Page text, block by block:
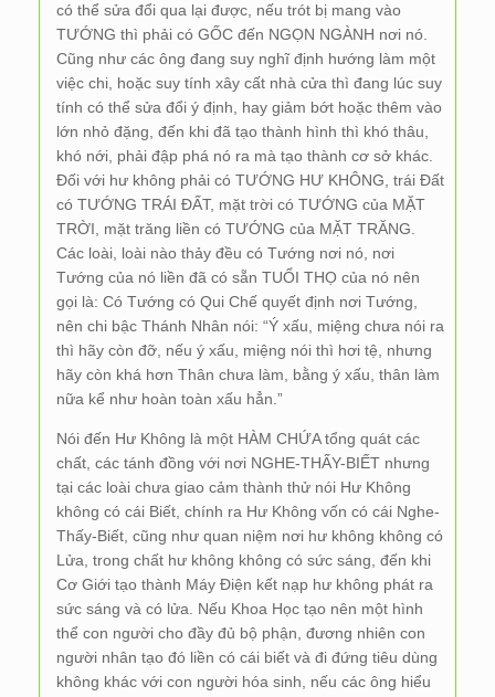
có thể sửa đổi qua lại được, nếu trót bị mang vào
TƯỚNG thì phải có GỐC đến NGỌN NGÀNH nơi nó.
Cũng như các ông đang suy nghĩ định hướng làm một
việc chi, hoặc suy tính xây cất nhà cửa thì đang lúc suy
tính có thể sửa đổi ý định, hay giảm bớt hoặc thêm vào
lớn nhỏ đặng, đến khi đã tạo thành hình thì khó thâu,
khó nới, phải đập phá nó ra mà tạo thành cơ sở khác.
Đối với hư không phải có TƯỚNG HƯ KHÔNG, trái Đất
có TƯỚNG TRÁI ĐẤT, mặt trời có TƯỚNG của MẶT
TRỜI, mặt trăng liền có TƯỚNG của MẶT TRĂNG.
Các loài, loài nào thảy đều có Tướng nơi nó, nơi
Tướng của nó liền đã có sẵn TUỔI THỌ của nó nên
gọi là: Có Tướng có Qui Chế quyết định nơi Tướng,
nên chi bậc Thánh Nhân nói: “Ý xấu, miệng chưa nói ra
thì hãy còn đỡ, nếu ý xấu, miệng nói thì hơi tệ, nhưng
hãy còn khá hơn Thân chưa làm, bằng ý xấu, thân làm
nữa kể như hoàn toàn xấu hẳn.”
Nói đến Hư Không là một HÀM CHỨA tổng quát các
chất, các tánh đồng với nơi NGHE-THẤY-BIẾT nhưng
tại các loài chưa giao cảm thành thử nói Hư Không
không có cái Biết, chính ra Hư Không vốn có cái Nghe-
Thấy-Biết, cũng như quan niệm nơi hư không không có
Lửa, trong chất hư không không có sức sáng, đến khi
Cơ Giới tạo thành Máy Điện kết nạp hư không phát ra
sức sáng và có lửa. Nếu Khoa Học tạo nên một hình
thể con người cho đầy đủ bộ phận, đương nhiên con
người nhân tạo đó liền có cái biết và đi đứng tiêu dùng
không khác với con người hóa sinh, nếu các ông hiểu